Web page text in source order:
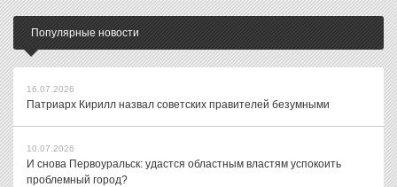
Популярные новости
16.07.2026
Патриарх Кирилл назвал советских правителей безумными
10.07.2026
И снова Первоуральск: удастся областным властям успокоить
проблемный город?